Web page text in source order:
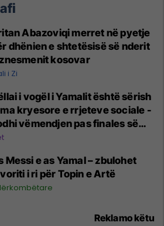
Abazoviqi merret në pyetje
dhënien e shtetësisë së nderit
kosovar
i Zi
i vogël i Yamalit është sërish
kryesore e rrjeteve sociale -
vëmendjen pas finales së
së Botës
Messi e as Yamal – zbulohet
i ri për Topin e Artë
Reklamo këtu